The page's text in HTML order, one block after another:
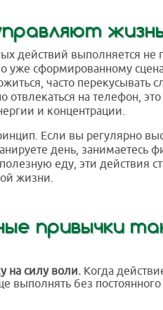
действий выполняется не
уже сформированному
часто перекусывать
отвлекаться на телефон,
и концентрации.
Если вы регулярно
день, занимаетесь
еду, эти действия
жизни.
привычки
на силу воли. Когда
выполнять без постоянного